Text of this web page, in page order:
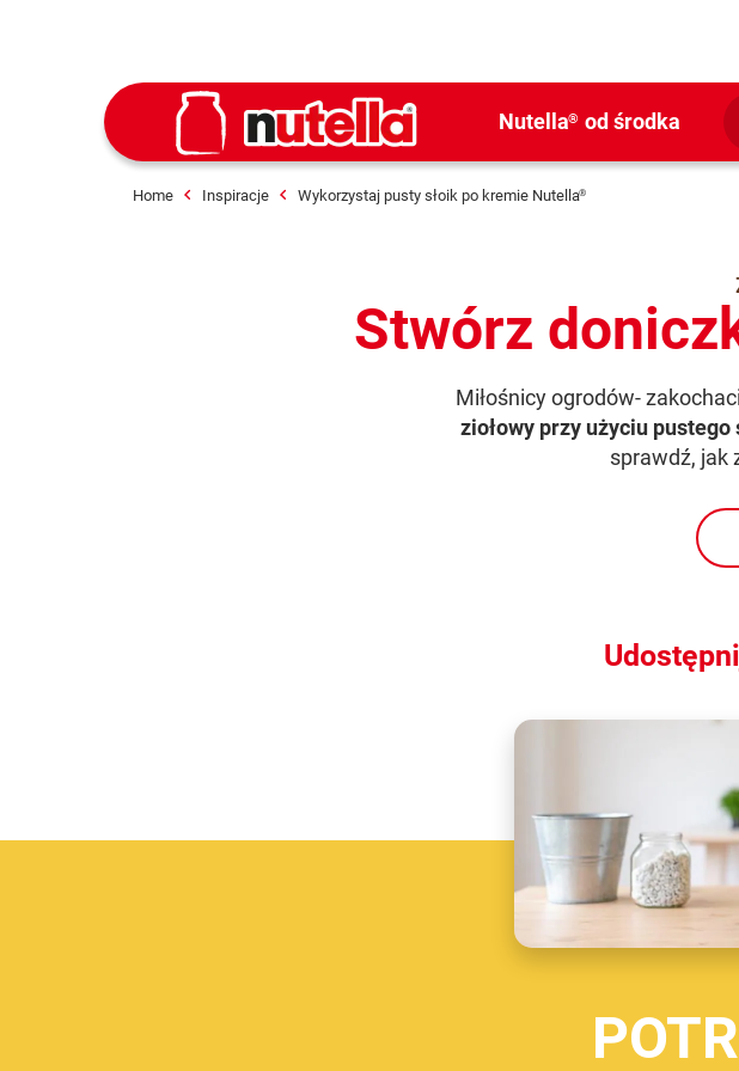
Nutella® od środka
Home Inspiracje Wykorzystaj pusty słoik po kremie Nutella®
Stwórz
Miłośnicy ogrodów-
ziołowy przy użyciu
sprawdź, jak